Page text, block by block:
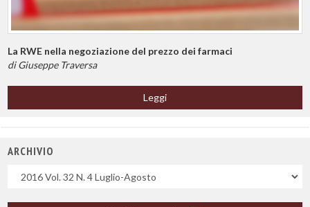
La RWE nella negoziazione del prezzo dei farmaci
di Giuseppe Traversa
Leggi
ARCHIVIO
Uscite